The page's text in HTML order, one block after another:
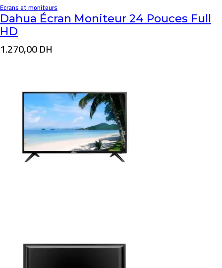
Ecrans et moniteurs
Dahua Écran Moniteur 24 Pouces Full
HD
1.270,00DH